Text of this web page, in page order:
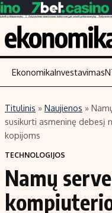
Turinys
Naujienos
Aplinka
Verslas
Energetika
EkonomikaInvestavimas
Titulinis » Naujienos »
susikurti asmeninę debesį
kopijoms
TECHNOLOGIJOS
Namų